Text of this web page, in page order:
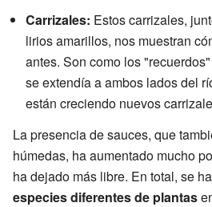
Carrizales: Estos carrizales,
lirios amarillos, nos muestran
antes. Son como los
se extendía a ambos lados del
están creciendo nuevos
La presencia de sauces, que
húmedas, ha aumentado mucho
ha dejado más libre. En total, se
especies diferentes de plantas